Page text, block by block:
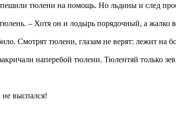
тюлени на помощь. Но льдины и след
– Хотя он и лодырь порядочный, а жалко
Смотрят тюлени, глазам не верят: лежит
наперебой тюлени. Тюлентяй только
выспался!